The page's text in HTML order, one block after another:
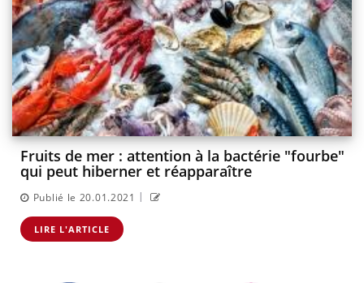
Fruits de mer : attention à la bactérie "fourbe"
qui peut hiberner et réapparaître
Publié le 20.01.2021 |
LIRE L'ARTICLE